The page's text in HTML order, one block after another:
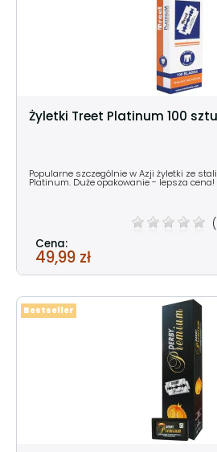
Żyletki Treet Platinum 100
Popularne szczególnie w Azji żyletki ze
Platinum. Duże opakowanie - lepsza cena!
Cena:
49,99 zł
Bestseller